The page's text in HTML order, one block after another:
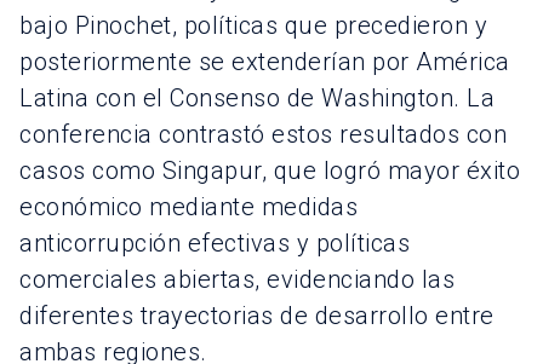
bajo Pinochet, políticas que precedieron y
posteriormente se extenderían por América
Latina con el Consenso de Washington. La
conferencia contrastó estos resultados con
casos como Singapur, que logró mayor éxito
económico mediante medidas
anticorrupción efectivas y políticas
comerciales abiertas, evidenciando las
diferentes trayectorias de desarrollo entre
ambas regiones.